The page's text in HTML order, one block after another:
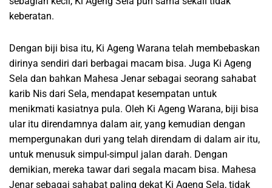
keberatan.
Dengan biji bisa itu, Ki Ageng Warana telah membebaskan
dirinya sendiri dari berbagai macam bisa. Juga Ki Ageng
Sela dan bahkan Mahesa Jenar sebagai seorang sahabat
karib Nis dari Sela, mendapat kesempatan untuk
menikmati kasiatnya pula. Oleh Ki Ageng Warana, biji bisa
ular itu direndamnya dalam air, yang kemudian dengan
mempergunakan duri yang telah direndam di dalam air itu,
untuk menusuk simpul-simpul jalan darah. Dengan
demikian, mereka tawar dari segala macam bisa. Mahesa
Jenar sebagai sahabat paling dekat Ki Ageng Sela, tidak